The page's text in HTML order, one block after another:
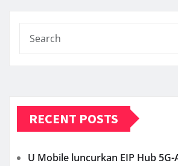
RECENT POSTS
U Mobile luncurkan EIP Hub